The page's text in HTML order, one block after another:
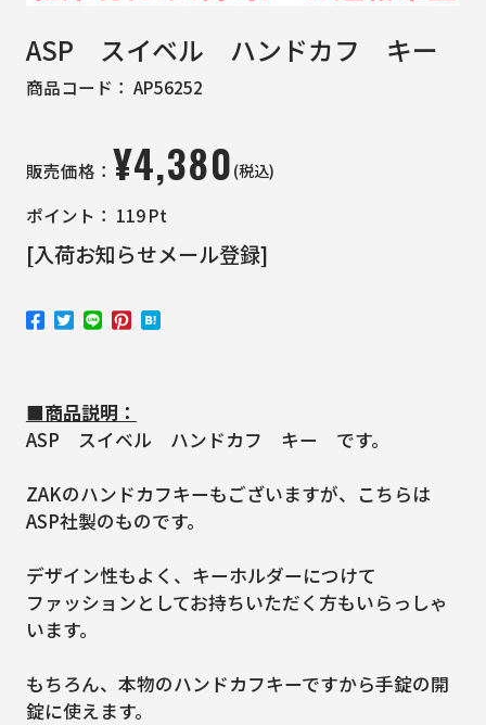
ASP スイベル ハンドカフ キー
商品コード： AP56252
販売価格： ¥4,380(税込)
ポイント： 119Pt
[入荷お知らせメール登録]
■商品説明：
ASP スイベル ハンドカフ キー です。
ZAKのハンドカフキーもございますが、こちらは
ASP社製のものです。
デザイン性もよく、キーホルダーにつけて
ファッションとしてお持ちいただく方もいらっしゃ
います。
もちろん、本物のハンドカフキーですから手錠の開
錠に使えます。